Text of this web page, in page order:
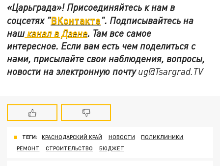
«Царьграда»! Присоединяйтесь к нам в
соцсетях "ВКонтакте". Подписывайтесь на
нашканал в Дзене. Там все самое
интересное. Если вам есть чем поделиться с
нами, присылайте свои наблюдения, вопросы,
новости на электронную почтуug@Tsargrad.TV
ТЕГИ: КРАСНОДАРСКИЙ КРАЙ НОВОСТИ
ПОЛИКЛИНИКИ
РЕМОНТ
СТРОИТЕЛЬСТВО БЮДЖЕТ